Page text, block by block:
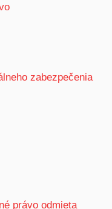
zabezpečenia
právo odmieta